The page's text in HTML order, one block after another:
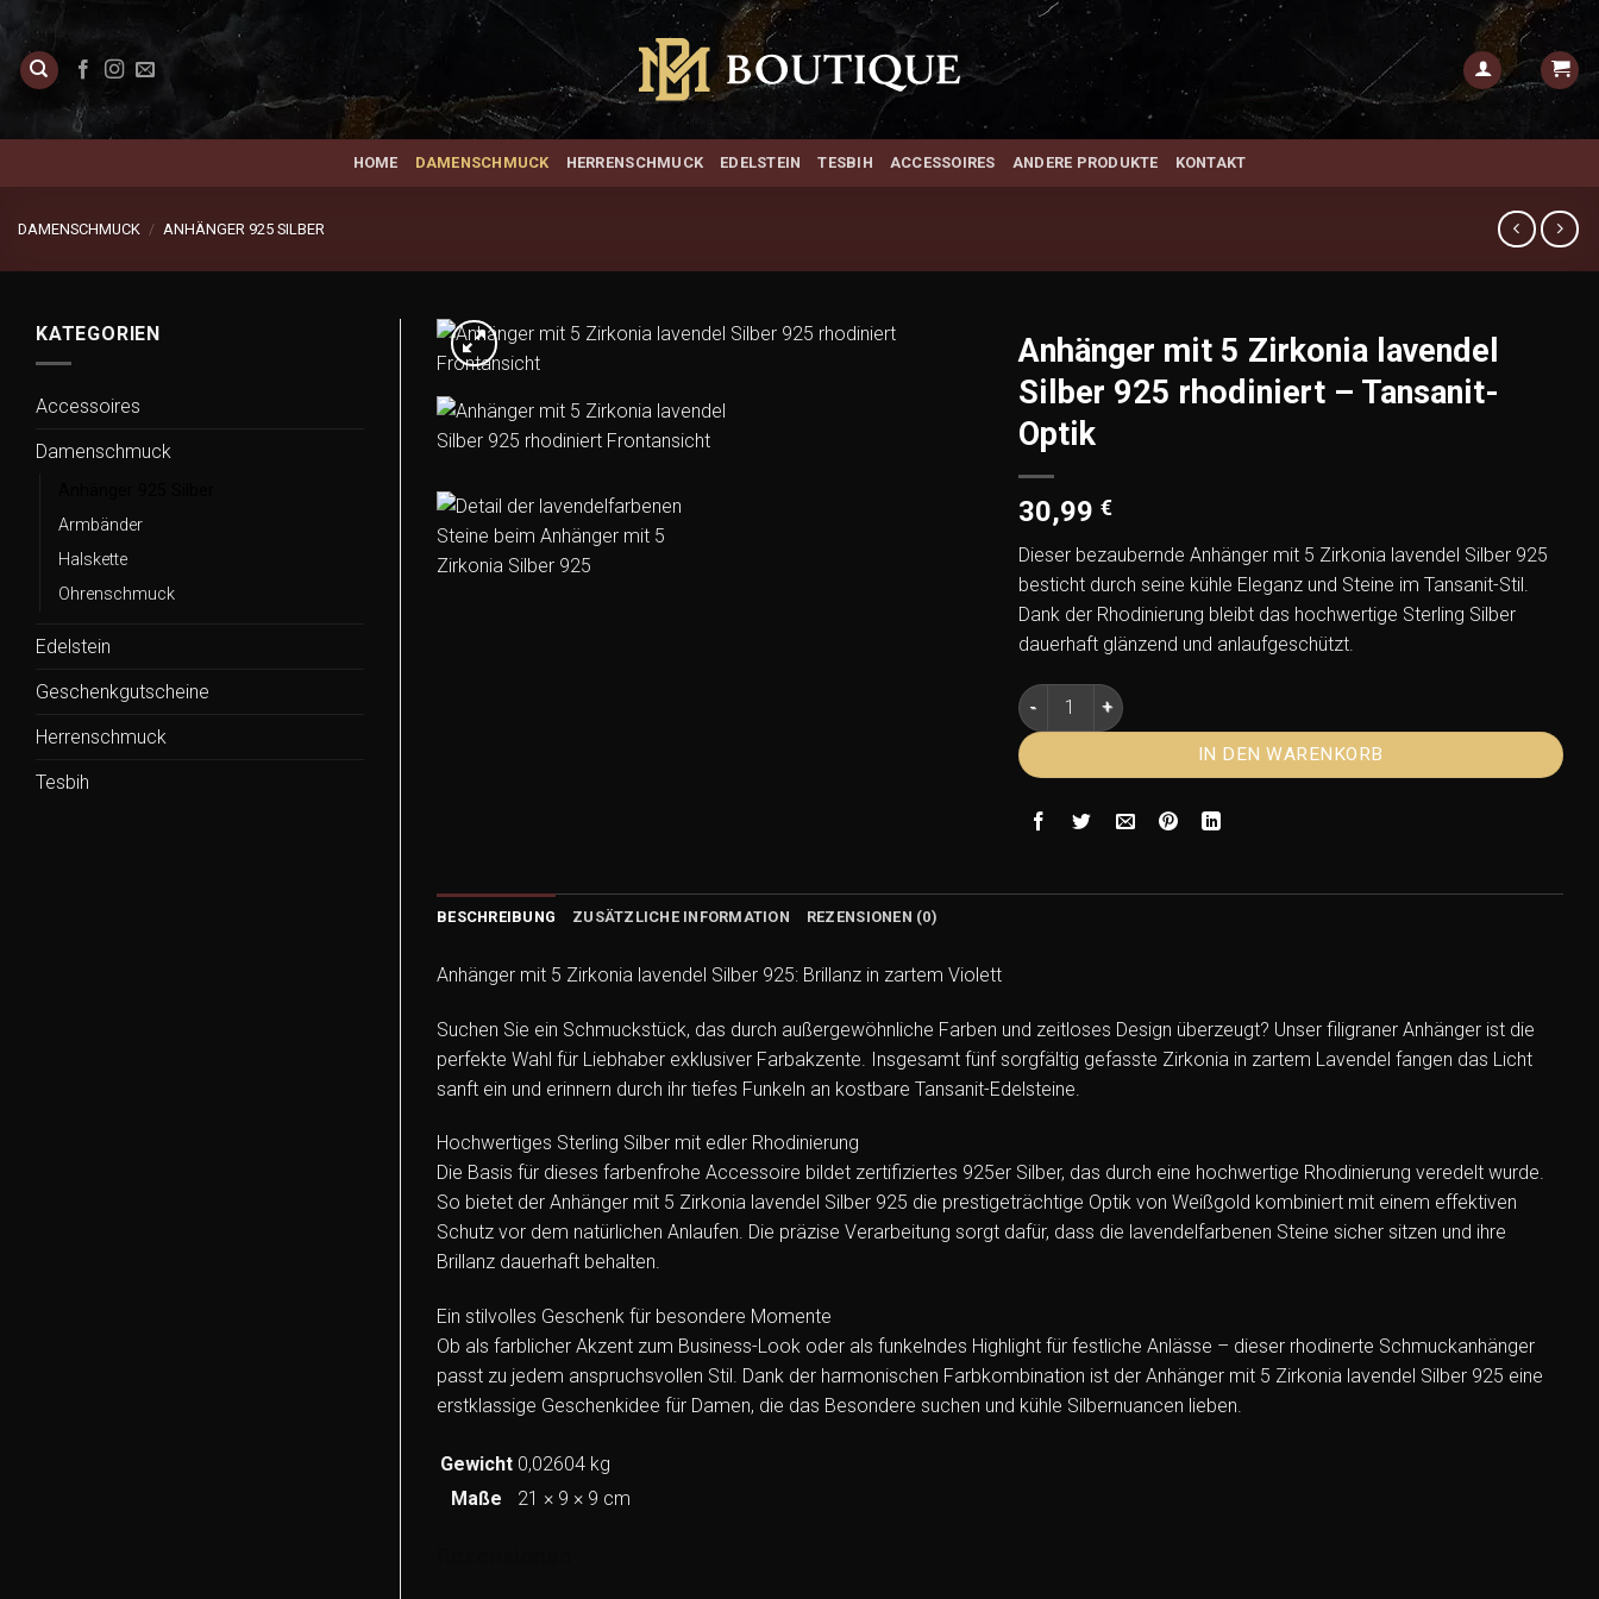
Inhalt
springen
HOME DAMENSCHMUCK HERRENSCHMUCK EDELSTEIN TESBIH ACCESSOIRES ANDERE PRODUKTE KONTAKT
DAMENSCHMUCK / ANHÄNGER 925 SILBER
KATEGORIEN
Accessoires
Damenschmuck
Armbänder
Halskette
Ohrenschmuck
Edelstein
Geschenkgutscheine
Herrenschmuck
Tesbih
Anhänger mit 5 Zirkonia lavendel
Silber 925 rhodiniert – Tansanit-
Optik
30,99 €
Dieser bezaubernde Anhänger mit 5 Zirkonia lavendel Silber 925
besticht durch seine kühle Eleganz und Steine im Tansanit-Stil.
Dank der Rhodinierung bleibt das hochwertige Sterling Silber
dauerhaft glänzend und anlaufgeschützt.
Anhänger mit 5 Zirkonia lavendel Silber 925 rhodiniert – Tansanit-
IN DEN WARENKORB
BESCHREIBUNG ZUSÄTZLICHE INFORMATION REZENSIONEN (0)
Anhänger mit 5 Zirkonia lavendel Silber 925: Brillanz in zartem Violett
Suchen Sie ein Schmuckstück, das durch außergewöhnliche Farben und zeitloses Design überzeugt? Unser filigraner Anhänger ist die
perfekte Wahl für Liebhaber exklusiver Farbakzente. Insgesamt fünf sorgfältig gefasste Zirkonia in zartem Lavendel fangen das Licht
sanft ein und erinnern durch ihr tiefes Funkeln an kostbare Tansanit-Edelsteine.
Hochwertiges Sterling Silber mit edler Rhodinierung
Die Basis für dieses farbenfrohe Accessoire bildet zertifiziertes 925er Silber, das durch eine hochwertige Rhodinierung veredelt wurde.
So bietet der Anhänger mit 5 Zirkonia lavendel Silber 925 die prestigeträchtige Optik von Weißgold kombiniert mit einem effektiven
Schutz vor dem natürlichen Anlaufen. Die präzise Verarbeitung sorgt dafür, dass die lavendelfarbenen Steine sicher sitzen und ihre
Brillanz dauerhaft behalten.
Ein stilvolles Geschenk für besondere Momente
Ob als farblicher Akzent zum Business-Look oder als funkelndes Highlight für festliche Anlässe – dieser rhodinerte Schmuckanhänger
passt zu jedem anspruchsvollen Stil. Dank der harmonischen Farbkombination ist der Anhänger mit 5 Zirkonia lavendel Silber 925 eine
erstklassige Geschenkidee für Damen, die das Besondere suchen und kühle Silbernuancen lieben.
Gewicht 0,02604 kg
Maße
21 × 9 × 9 cm